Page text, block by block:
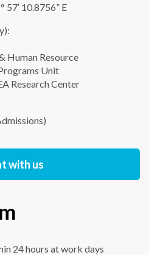
57′ 10.8756” E
Human Resource
Unit
Research Center
with us
24 hours at work days